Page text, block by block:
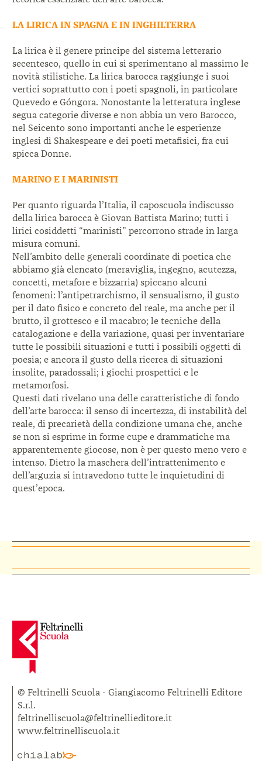
LA LIRICA IN SPAGNA E IN INGHILTERRA
La lirica è il genere principe del sistema letterario
secentesco, quello in cui si sperimentano al massimo le
novità stilistiche. La lirica barocca raggiunge i suoi
vertici soprattutto con i poeti spagnoli, in particolare
Quevedo e Góngora. Nonostante la letteratura inglese
segua categorie diverse e non abbia un vero Barocco,
nel Seicento sono importanti anche le esperienze
inglesi di Shakespeare e dei poeti metafisici, fra cui
spicca Donne.
MARINO E I MARINISTI
Per quanto riguarda l’Italia, il caposcuola indiscusso
della lirica barocca è Giovan Battista Marino; tutti i
lirici cosiddetti “marinisti” percorrono strade in larga
misura comuni.
Nell’ambito delle generali coordinate di poetica che
abbiamo già elencato (meraviglia, ingegno, acutezza,
concetti, metafore e bizzarria) spiccano alcuni
fenomeni: l’antipetrarchismo, il sensualismo, il gusto
per il dato fisico e concreto del reale, ma anche per il
brutto, il grottesco e il macabro; le tecniche della
catalogazione e della variazione, quasi per inventariare
tutte le possibili situazioni e tutti i possibili oggetti di
poesia; e ancora il gusto della ricerca di situazioni
insolite, paradossali; i giochi prospettici e le
metamorfosi.
Questi dati rivelano una delle caratteristiche di fondo
dell’arte barocca: il senso di incertezza, di instabilità del
reale, di precarietà della condizione umana che, anche
se non si esprime in forme cupe e drammatiche ma
apparentemente giocose, non è per questo meno vero e
intenso. Dietro la maschera dell’intrattenimento e
dell’arguzia si intravedono tutte le inquietudini di
quest’epoca.
© Feltrinelli Scuola - Giangiacomo Feltrinelli Editore
S.r.l.
feltrinelliscuola@feltrinellieditore.it
www.feltrinelliscuola.it